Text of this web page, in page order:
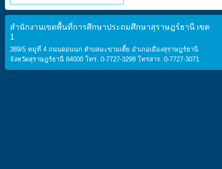
สำนักงานเขตพื้นที่การศึกษาประถมศึกษาสุราษฎร์ธานี เขต
1
389/5 หมู่ที่ 4 ถนนดอนนก ตำบลมะขามเตี้ย อำเภอเมืองสุราษฎร์ธานี
จังหวัดสุราษฎร์ธานี 84000 โทร. 0-7727-3298 โทรสาร. 0-7727-3071